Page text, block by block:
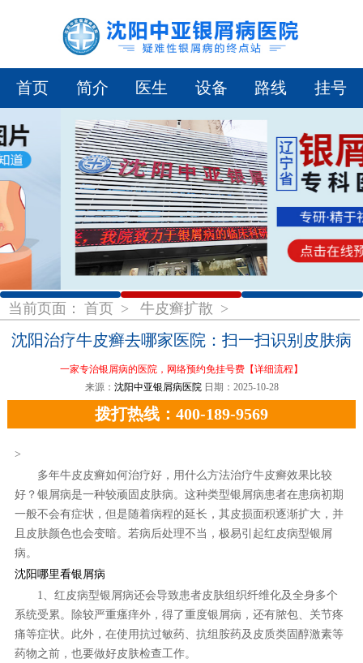
首页 简介 医生 设备 路线 挂号
1 2 3
当前页面： 首页 > 牛皮癣扩散 >
沈阳治疗牛皮癣去哪家医院：扫一扫识别皮肤病
一家专治银屑病的医院，网络预约免挂号费 【详细流程】
来源： 沈阳中亚银屑病医院 日期：2025-10-28
拨打热线：400-189-9569
>
多年牛皮皮癣如何治疗好，用什么方法治疗牛皮癣效果比较
好？银屑病是一种较顽固皮肤病。这种类型银屑病患者在患病初期
一般不会有症状，但是随着病程的延长，其皮损面积逐渐扩大，并
且皮肤颜色也会变暗。若病后处理不当，极易引起红皮病型银屑
病。
沈阳哪里看银屑病
1、红皮病型银屑病还会导致患者皮肤组织纤维化及全身多个
系统受累。除较严重瘙痒外，得了重度银屑病，还有脓包、关节疼
痛等症状。此外，在使用抗过敏药、抗组胺药及皮质类固醇激素等
药物之前，也要做好皮肤检查工作。